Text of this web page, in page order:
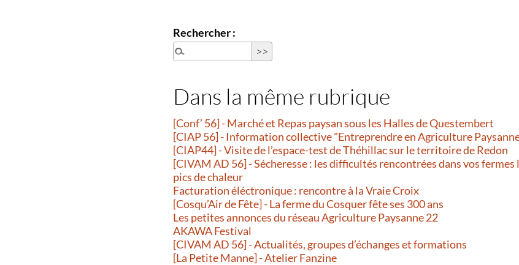
Rechercher :
Dans la même rubrique
[Conf’ 56] - Marché et Repas paysan sous les Halles de Questembert
[CIAP 56] - Information collective "Entreprendre en Agriculture
[CIAP44] - Visite de l’espace-test de Théhillac sur le territoire de Redon
[CIVAM AD 56] - Sécheresse : les difficultés rencontrées dans vos fermes
pics de chaleur
Facturation éléctronique : rencontre à la Vraie Croix
[Cosqu’Air de Fête] - La ferme du Cosquer fête ses 300 ans
Les petites annonces du réseau Agriculture Paysanne 22
AKAWA Festival
[CIVAM AD 56] - Actualités, groupes d’échanges et formations
[La Petite Manne] - Atelier Fanzine